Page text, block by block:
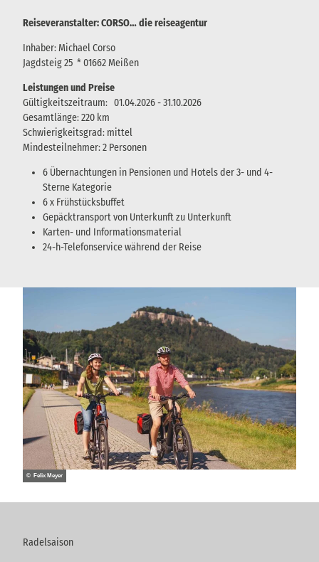
Reiseveranstalter: CORSO… die reiseagentur
Inhaber: Michael Corso
Jagdsteig 25 * 01662 Meißen
Leistungen und Preise
Gültigkeitszeitraum: 01.04.2026 - 31.10.2026
Gesamtlänge: 220 km
Schwierigkeitsgrad: mittel
Mindesteilnehmer: 2 Personen
6 Übernachtungen in Pensionen und Hotels der 3- und 4-
Sterne Kategorie
6 x Frühstücksbuffet
Gepäcktransport von Unterkunft zu Unterkunft
Karten- und Informationsmaterial
24-h-Telefonservice während der Reise
© Felix Meyer
Radelsaison